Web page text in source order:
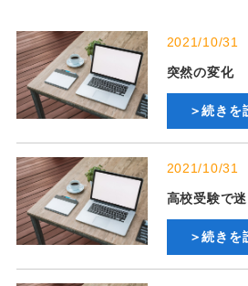
2021/10/31
突然の変化
＞続きを
2021/10/31
高校受験で
＞続きを